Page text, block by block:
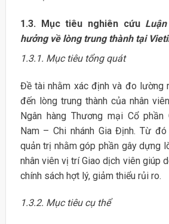
1.3. Mục tiêu nghiên cứu
hưởng về lòng trung thành tại
1.3.1. Mục tiêu tổng quát
Đề tài nhằm xác định và đo lường
đến lòng trung thành của nhân
Ngân hàng Thương mại Cổ phần
Nam – Chi nhánh Gia Định. Từ
quản trị nhằm góp phần gây dựng
nhân viên vị trí Giao dịch viên giúp
chính sách hợt lý, giảm thiểu rủi ro.
1.3.2. Mục tiêu cụ thể